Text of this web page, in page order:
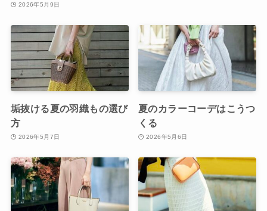
2026年5月9日
垢抜ける夏の羽織もの選び
方
2026年5月7日
夏のカラーコーデはこうつ
くる
2026年5月6日